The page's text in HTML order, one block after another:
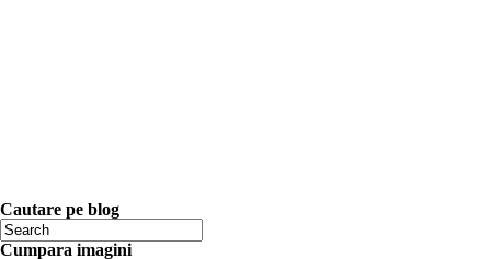
Cautare pe blog
Cumpara imagini